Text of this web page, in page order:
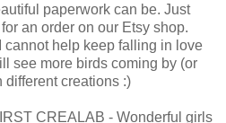
paperwork can be. Just
an order on our Etsy shop.
cannot help keep falling in love
see more birds coming by (or
different creations :)
CREALAB - Wonderful girls